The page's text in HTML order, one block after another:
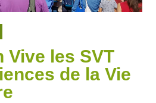
les SVT
de la Vie